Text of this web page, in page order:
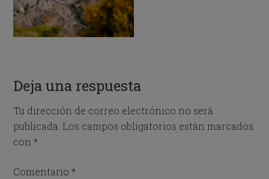
Deja una respuesta
Tu dirección de correo electrónico no será
publicada. Los campos obligatorios están marcados
con*
Comentario*